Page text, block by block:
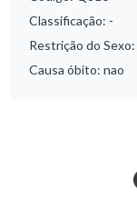
Classificação: -
Restrição do Sexo:
Causa óbito: nao